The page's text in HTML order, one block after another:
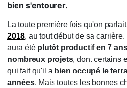
bien s'entourer.
La toute première fois qu'on
2018, au tout début de sa
aura été plutôt productif en 7 ans
nombreux projets, dont certains
qui fait qu'il a bien occupé le
années. Mais toutes les bonnes